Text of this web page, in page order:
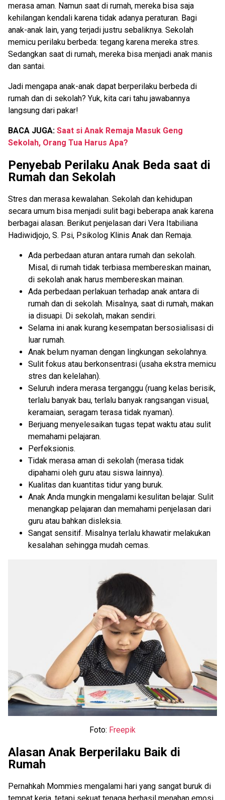
merasa aman. Namun saat di rumah, mereka bisa saja
kehilangan kendali karena tidak adanya peraturan. Bagi
anak-anak lain, yang terjadi justru sebaliknya. Sekolah
memicu perilaku berbeda: tegang karena mereka stres.
Sedangkan saat di rumah, mereka bisa menjadi anak manis
dan santai.
Jadi mengapa anak-anak dapat berperilaku berbeda di
rumah dan di sekolah? Yuk, kita cari tahu jawabannya
langsung dari pakar!
BACA JUGA: Saat si Anak Remaja Masuk Geng
Sekolah, Orang Tua Harus Apa?
Penyebab Perilaku Anak Beda saat di
Rumah dan Sekolah
Stres dan merasa kewalahan. Sekolah dan kehidupan
secara umum bisa menjadi sulit bagi beberapa anak karena
berbagai alasan. Berikut penjelasan dari Vera Itabiliana
Hadiwidjojo, S. Psi, Psikolog Klinis Anak dan Remaja.
Ada perbedaan aturan antara rumah dan sekolah.
Misal, di rumah tidak terbiasa membereskan mainan,
di sekolah anak harus membereskan mainan.
Ada perbedaan perlakuan terhadap anak antara di
rumah dan di sekolah. Misalnya, saat di rumah, makan
ia disuapi. Di sekolah, makan sendiri.
Selama ini anak kurang kesempatan bersosialisasi di
luar rumah.
Anak belum nyaman dengan lingkungan sekolahnya.
Sulit fokus atau berkonsentrasi (usaha ekstra memicu
stres dan kelelahan).
Seluruh indera merasa terganggu (ruang kelas berisik,
terlalu banyak bau, terlalu banyak rangsangan visual,
keramaian, seragam terasa tidak nyaman).
Berjuang menyelesaikan tugas tepat waktu atau sulit
memahami pelajaran.
Perfeksionis.
Tidak merasa aman di sekolah (merasa tidak
dipahami oleh guru atau siswa lainnya).
Kualitas dan kuantitas tidur yang buruk.
Anak Anda mungkin mengalami kesulitan belajar. Sulit
menangkap pelajaran dan memahami penjelasan dari
guru atau bahkan disleksia.
Sangat sensitif. Misalnya terlalu khawatir melakukan
kesalahan sehingga mudah cemas.
Foto: Freepik
Alasan Anak Berperilaku Baik di
Rumah
Pernahkah Mommies mengalami hari yang sangat buruk di